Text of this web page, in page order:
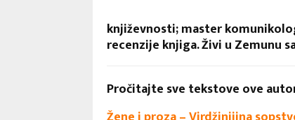
književnosti; master
recenzije knjiga. Živi u Zemunu
Pročitajte sve tekstove ove